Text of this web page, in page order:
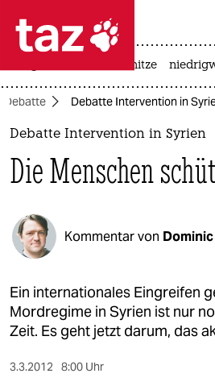
 taz zahl ich
taz zahl ich
politik
öko
gesellschaft
kultur
sport
berlin
hitze
Debatte Debatte Intervention in
Debatte Intervention in Syrien
Die Menschen
Kommentar von
Ein internationales Eingreifen
Mordregime in Syrien ist nur
Zeit. Es geht jetzt darum, das
3.3.2012 8:00 Uhr